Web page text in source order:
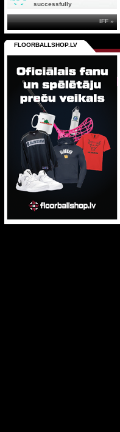
successfully
IFF »
FLOORBALLSHOP.LV